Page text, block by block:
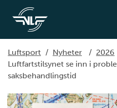
Luftsport / Nyheter / 2026
Luftfartstilsynet se inn i
saksbehandlingstid